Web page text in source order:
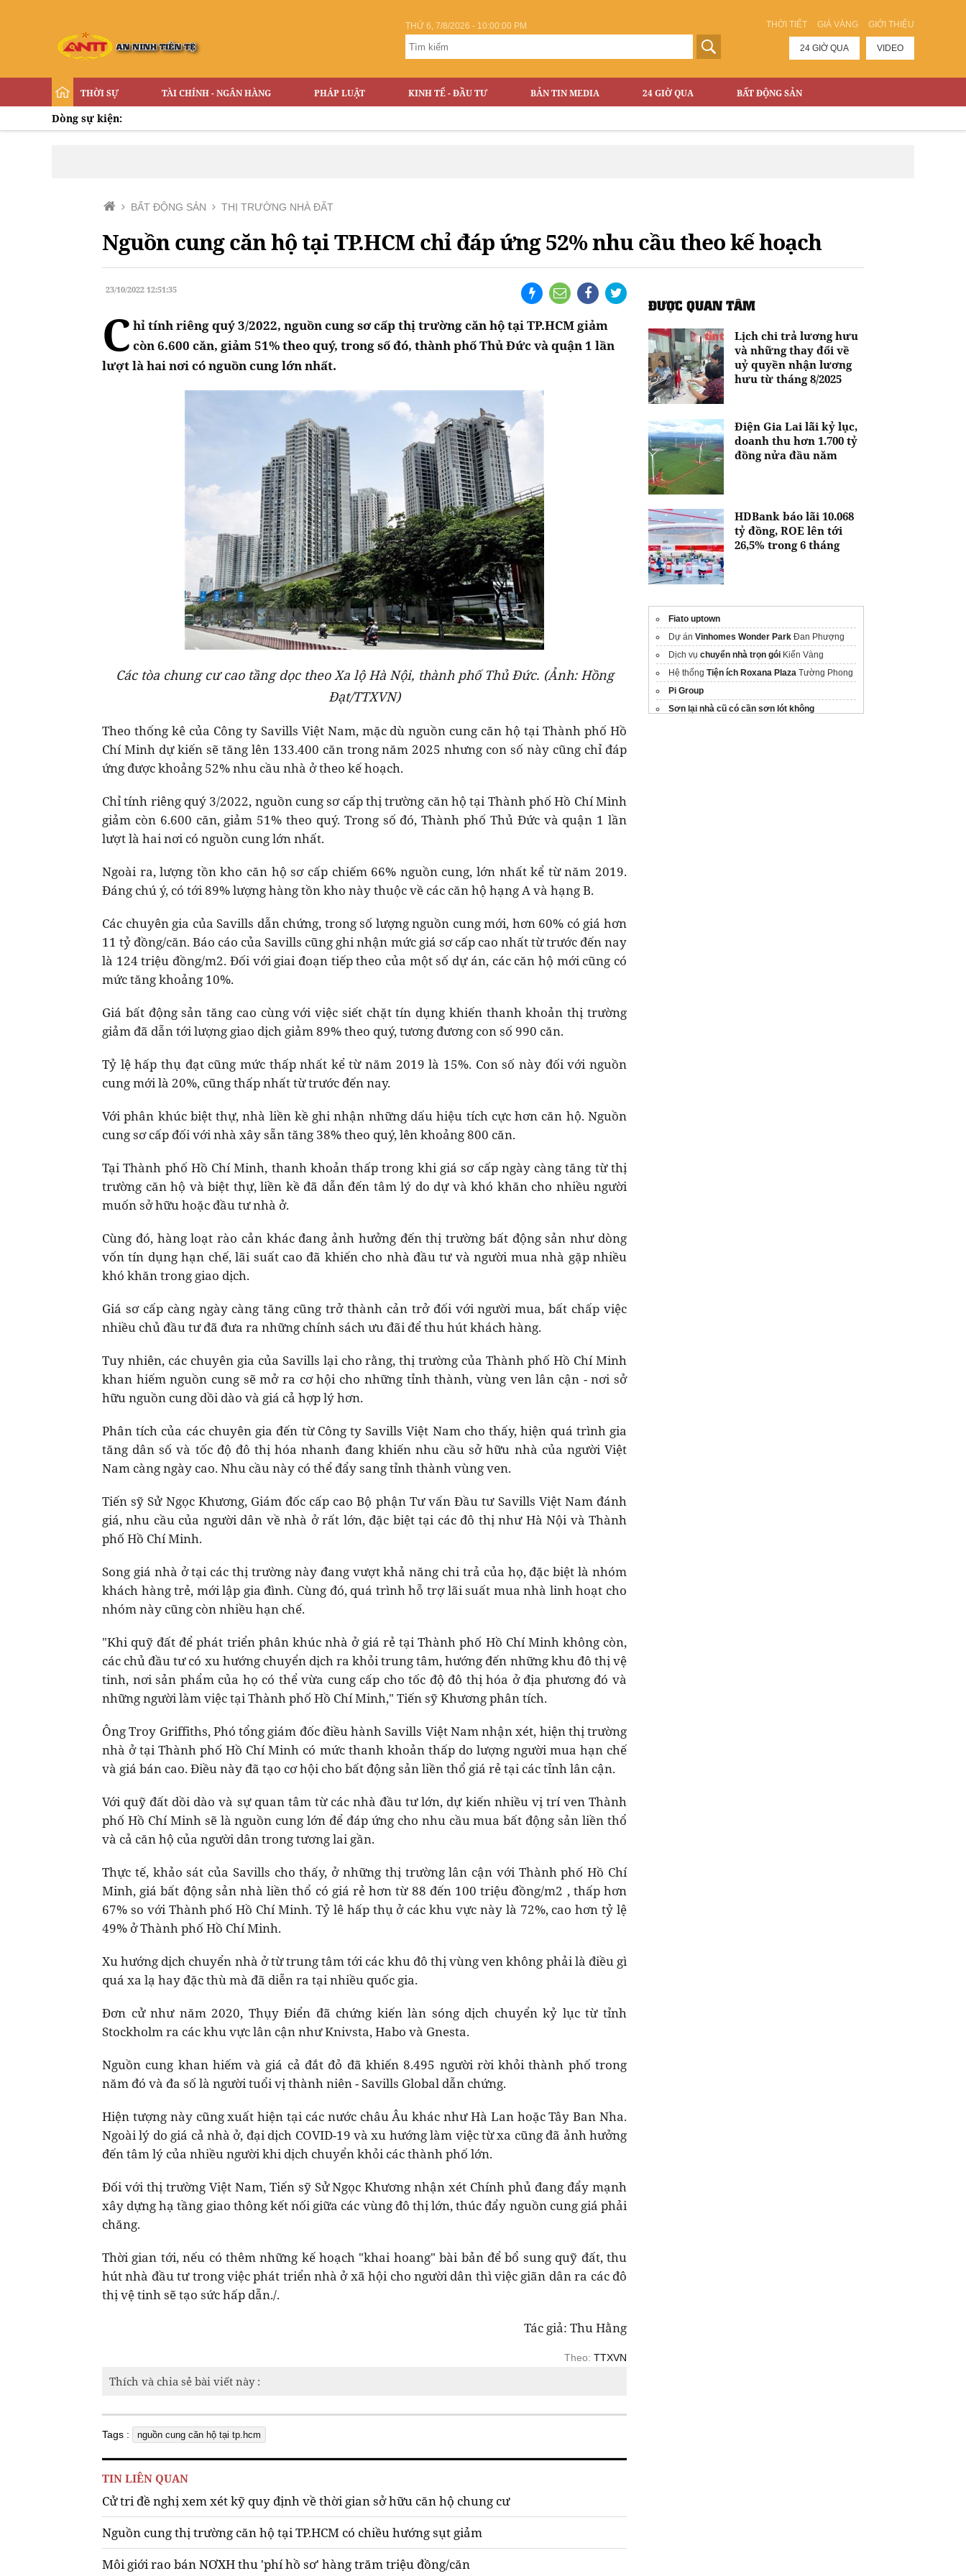
THỜI TIẾT GIÁ VÀNG GIỚI THIỆU
THỨ 6, 7/8/2026 - 10:00:01 PM
24 GIỜ QUA VIDEO
THỜI SỰ TÀI CHÍNH - NGÂN HÀNG PHÁP LUẬT KINH TẾ - ĐẦU TƯ BẢN TIN MEDIA 24 GIỜ QUA BẤT ĐỘNG SẢN
Dòng sự kiện:
BẤT ĐỘNG SẢN THỊ TRƯỜNG NHÀ ĐẤT
Nguồn cung căn hộ tại TP.HCM chỉ đáp ứng 52% nhu cầu theo kế hoạch
23/10/2022 12:51:35
C hỉ tính riêng quý 3/2022, nguồn cung sơ cấp thị trường căn hộ tại TP.HCM giảm
còn 6.600 căn, giảm 51% theo quý, trong số đó, thành phố Thủ Đức và quận 1 lần
lượt là hai nơi có nguồn cung lớn nhất.
Các tòa chung cư cao tầng dọc theo Xa lộ Hà Nội, thành phố Thủ Đức. (Ảnh: Hồng
Đạt/TTXVN)
Theo thống kê của Công ty Savills Việt Nam, mặc dù nguồn cung căn hộ tại Thành phố Hồ
Chí Minh dự kiến sẽ tăng lên 133.400 căn trong năm 2025 nhưng con số này cũng chỉ đáp
ứng được khoảng 52% nhu cầu nhà ở theo kế hoạch.
Chỉ tính riêng quý 3/2022, nguồn cung sơ cấp thị trường căn hộ tại Thành phố Hồ Chí Minh
giảm còn 6.600 căn, giảm 51% theo quý. Trong số đó, Thành phố Thủ Đức và quận 1 lần
lượt là hai nơi có nguồn cung lớn nhất.
Ngoài ra, lượng tồn kho căn hộ sơ cấp chiếm 66% nguồn cung, lớn nhất kể từ năm 2019.
Đáng chú ý, có tới 89% lượng hàng tồn kho này thuộc về các căn hộ hạng A và hạng B.
Các chuyên gia của Savills dẫn chứng, trong số lượng nguồn cung mới, hơn 60% có giá hơn
11 tỷ đồng/căn. Báo cáo của Savills cũng ghi nhận mức giá sơ cấp cao nhất từ trước đến nay
là 124 triệu đồng/m2. Đối với giai đoạn tiếp theo của một số dự án, các căn hộ mới cũng có
mức tăng khoảng 10%.
Giá bất động sản tăng cao cùng với việc siết chặt tín dụng khiến thanh khoản thị trường
giảm đã dẫn tới lượng giao dịch giảm 89% theo quý, tương đương con số 990 căn.
Tỷ lệ hấp thụ đạt cũng mức thấp nhất kể từ năm 2019 là 15%. Con số này đối với nguồn
cung mới là 20%, cũng thấp nhất từ trước đến nay.
Với phân khúc biệt thự, nhà liền kề ghi nhận những dấu hiệu tích cực hơn căn hộ. Nguồn
cung sơ cấp đối với nhà xây sẵn tăng 38% theo quý, lên khoảng 800 căn.
Tại Thành phố Hồ Chí Minh, thanh khoản thấp trong khi giá sơ cấp ngày càng tăng từ thị
trường căn hộ và biệt thự, liền kề đã dẫn đến tâm lý do dự và khó khăn cho nhiều người
muốn sở hữu hoặc đầu tư nhà ở.
Cùng đó, hàng loạt rào cản khác đang ảnh hưởng đến thị trường bất động sản như dòng
vốn tín dụng hạn chế, lãi suất cao đã khiến cho nhà đầu tư và người mua nhà gặp nhiều
khó khăn trong giao dịch.
Giá sơ cấp càng ngày càng tăng cũng trở thành cản trở đối với người mua, bất chấp việc
nhiều chủ đầu tư đã đưa ra những chính sách ưu đãi để thu hút khách hàng.
Tuy nhiên, các chuyên gia của Savills lại cho rằng, thị trường của Thành phố Hồ Chí Minh
khan hiếm nguồn cung sẽ mở ra cơ hội cho những tỉnh thành, vùng ven lân cận - nơi sở
hữu nguồn cung dồi dào và giá cả hợp lý hơn.
Phân tích của các chuyên gia đến từ Công ty Savills Việt Nam cho thấy, hiện quá trình gia
tăng dân số và tốc độ đô thị hóa nhanh đang khiến nhu cầu sở hữu nhà của người Việt
Nam càng ngày cao. Nhu cầu này có thể đẩy sang tỉnh thành vùng ven.
Tiến sỹ Sử Ngọc Khương, Giám đốc cấp cao Bộ phận Tư vấn Đầu tư Savills Việt Nam đánh
giá, nhu cầu của người dân về nhà ở rất lớn, đặc biệt tại các đô thị như Hà Nội và Thành
phố Hồ Chí Minh.
Song giá nhà ở tại các thị trường này đang vượt khả năng chi trả của họ, đặc biệt là nhóm
khách hàng trẻ, mới lập gia đình. Cùng đó, quá trình hỗ trợ lãi suất mua nhà linh hoạt cho
nhóm này cũng còn nhiều hạn chế.
"Khi quỹ đất để phát triển phân khúc nhà ở giá rẻ tại Thành phố Hồ Chí Minh không còn,
các chủ đầu tư có xu hướng chuyển dịch ra khỏi trung tâm, hướng đến những khu đô thị vệ
tinh, nơi sản phẩm của họ có thể vừa cung cấp cho tốc độ đô thị hóa ở địa phương đó và
những người làm việc tại Thành phố Hồ Chí Minh," Tiến sỹ Khương phân tích.
Ông Troy Griffiths, Phó tổng giám đốc điều hành Savills Việt Nam nhận xét, hiện thị trường
nhà ở tại Thành phố Hồ Chí Minh có mức thanh khoản thấp do lượng người mua hạn chế
và giá bán cao. Điều này đã tạo cơ hội cho bất động sản liền thổ giá rẻ tại các tỉnh lân cận.
Với quỹ đất dồi dào và sự quan tâm từ các nhà đầu tư lớn, dự kiến nhiều vị trí ven Thành
phố Hồ Chí Minh sẽ là nguồn cung lớn để đáp ứng cho nhu cầu mua bất động sản liền thổ
và cả căn hộ của người dân trong tương lai gần.
Thực tế, khảo sát của Savills cho thấy, ở những thị trường lân cận với Thành phố Hồ Chí
Minh, giá bất động sản nhà liền thổ có giá rẻ hơn từ 88 đến 100 triệu đồng/m2 , thấp hơn
67% so với Thành phố Hồ Chí Minh. Tỷ lê hấp thụ ở các khu vực này là 72%, cao hơn tỷ lệ
49% ở Thành phố Hồ Chí Minh.
Xu hướng dịch chuyển nhà ở từ trung tâm tới các khu đô thị vùng ven không phải là điều gì
quá xa lạ hay đặc thù mà đã diễn ra tại nhiều quốc gia.
Đơn cử như năm 2020, Thụy Điển đã chứng kiến làn sóng dịch chuyển kỷ lục từ tỉnh
Stockholm ra các khu vực lân cận như Knivsta, Habo và Gnesta.
Nguồn cung khan hiếm và giá cả đắt đỏ đã khiến 8.495 người rời khỏi thành phố trong
năm đó và đa số là người tuổi vị thành niên - Savills Global dẫn chứng.
Hiện tượng này cũng xuất hiện tại các nước châu Âu khác như Hà Lan hoặc Tây Ban Nha.
Ngoài lý do giá cả nhà ở, đại dịch COVID-19 và xu hướng làm việc từ xa cũng đã ảnh hưởng
đến tâm lý của nhiều người khi dịch chuyển khỏi các thành phố lớn.
Đối với thị trường Việt Nam, Tiến sỹ Sử Ngọc Khương nhận xét Chính phủ đang đẩy mạnh
xây dựng hạ tầng giao thông kết nối giữa các vùng đô thị lớn, thúc đẩy nguồn cung giá phải
chăng.
Thời gian tới, nếu có thêm những kế hoạch "khai hoang" bài bản để bổ sung quỹ đất, thu
hút nhà đầu tư trong việc phát triển nhà ở xã hội cho người dân thì việc giãn dân ra các đô
thị vệ tinh sẽ tạo sức hấp dẫn./.
Tác giả: Thu Hằng
Theo: TTXVN
Thích và chia sẻ bài viết này :
Tags : nguồn cung căn hộ tại tp.hcm
TIN LIÊN QUAN
Cử tri đề nghị xem xét kỹ quy định về thời gian sở hữu căn hộ chung cư
Nguồn cung thị trường căn hộ tại TP.HCM có chiều hướng sụt giảm
Môi giới rao bán NƠXH thu 'phí hồ sơ' hàng trăm triệu đồng/căn
ĐƯỢC QUAN TÂM
Lịch chi trả lương hưu
và những thay đổi về
uỷ quyền nhận lương
hưu từ tháng 8/2025
Điện Gia Lai lãi kỷ lục,
doanh thu hơn 1.700 tỷ
đồng nửa đầu năm
HDBank báo lãi 10.068
tỷ đồng, ROE lên tới
26,5% trong 6 tháng
Fiato uptown
Dự án Vinhomes Wonder Park Đan Phượng
Dịch vụ chuyển nhà trọn gói Kiến Vàng
Hệ thống Tiện ích Roxana Plaza Tường Phong
Pi Group
Sơn lại nhà cũ có cần sơn lót không